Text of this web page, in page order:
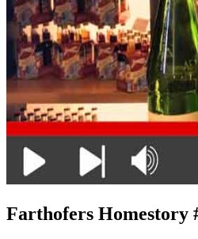
Farthofers Homestory